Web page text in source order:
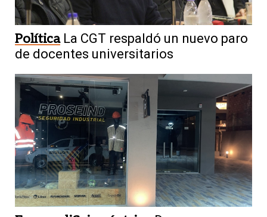
Política La CGT respaldó un nuevo paro
de docentes universitarios